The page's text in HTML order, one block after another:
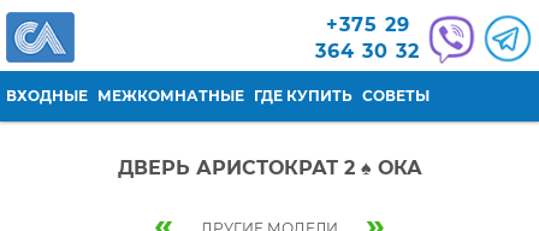
Перейти к основному содержанию+375 29
364 30 32
ВХОДНЫЕ МЕЖКОМНАТНЫЕ ГДЕ КУПИТЬ СОВЕТЫ
ДВЕРЬ АРИСТОКРАТ 2 ♠ ОКА
ДРУГИЕ МОДЕЛИ